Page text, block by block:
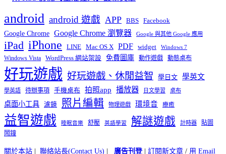
android android 遊戲 APP BBS Facebook
Google Chrome Google Chrome 瀏覽器 Google 與其他 Google 應用
iPad iPhone LINE Mac OS X PDF widget Windows 7
Windows Vista WordPress 網站架設 免費圖庫 動作遊戲 動態桌布
好玩遊戲 好玩遊戲、休閒益智 學日文 學英文
學英語 待辦事項 手機桌布 拍照app 播放器 日文學習 桌布
桌面小工具 濾鏡 照片編輯 物理遊戲 環境音 療癒
益智遊戲 睡眠音樂 舒壓 英語學習 解謎遊戲 計時器
貼圖
鬧鐘
關於本站 | 聯絡站長(Contact Us) | 廣告刊登| 訂閱新文章 / 用 Email